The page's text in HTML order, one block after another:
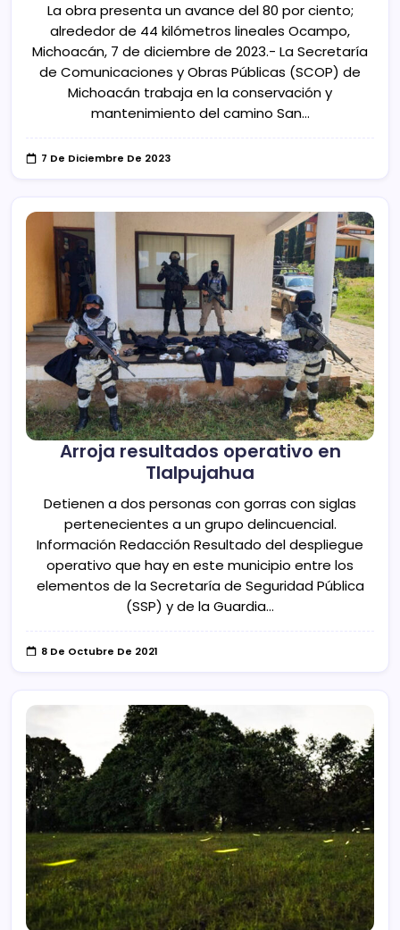
La obra presenta un avance del 80 por ciento;
alrededor de 44 kilómetros lineales Ocampo,
Michoacán, 7 de diciembre de 2023.- La Secretaría
de Comunicaciones y Obras Públicas (SCOP) de
Michoacán trabaja en la conservación y
mantenimiento del camino San…
7 De Diciembre De 2023
Arroja resultados operativo en
Tlalpujahua
Detienen a dos personas con gorras con siglas
pertenecientes a un grupo delincuencial.
Información Redacción Resultado del despliegue
operativo que hay en este municipio entre los
elementos de la Secretaría de Seguridad Pública
(SSP) y de la Guardia…
8 De Octubre De 2021